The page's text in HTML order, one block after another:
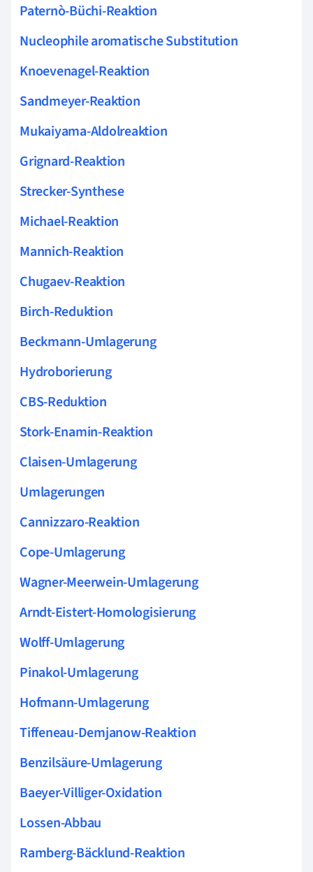
Paternò-Büchi-Reaktion
Nucleophile aromatische Substitution
Knoevenagel-Reaktion
Sandmeyer-Reaktion
Mukaiyama-Aldolreaktion
Grignard-Reaktion
Strecker-Synthese
Michael-Reaktion
Mannich-Reaktion
Chugaev-Reaktion
Birch-Reduktion
Beckmann-Umlagerung
Hydroborierung
CBS-Reduktion
Stork-Enamin-Reaktion
Claisen-Umlagerung
Umlagerungen
Cannizzaro-Reaktion
Cope-Umlagerung
Wagner-Meerwein-Umlagerung
Arndt-Eistert-Homologisierung
Wolff-Umlagerung
Pinakol-Umlagerung
Hofmann-Umlagerung
Tiffeneau-Demjanow-Reaktion
Benzilsäure-Umlagerung
Baeyer-Villiger-Oxidation
Lossen-Abbau
Ramberg-Bäcklund-Reaktion